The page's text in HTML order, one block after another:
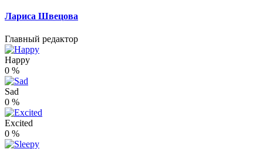
Лариса Швецова
Главный редактор
Happy
0 %
Sad
0 %
Excited
0 %